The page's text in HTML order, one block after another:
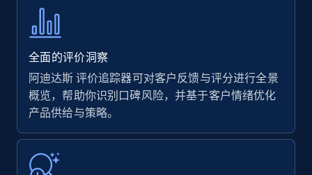
more.
Amazon products - find products by using
upc numbers
Title, Seller name, Brand, Description, Initial
price, Currency, Availability, Reviews count, and
全面的评价洞察
阿迪达斯 评价追踪器可对客户反馈与评分进行全景
概览，帮助你识别口碑风险，并基于客户情绪优化
产品供给与策略。